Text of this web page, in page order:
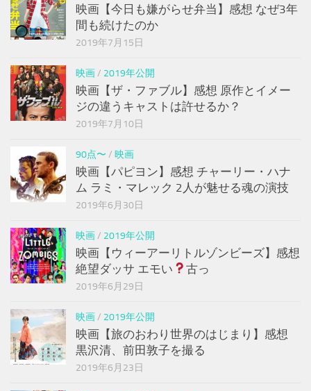
映画【今日も嫌がらせ弁当】感想 なぜ3年
間も続けたのか
2019年7月15日
映画/ 2019年公開
映画【ザ・ファブル】感想 原作とイメー
ジの違うキャストは許せるか？
2019年7月10日
90点〜 / 映画
映画【パピヨン】感想 チャーリー・ハナ
ム ラミ・マレック 2人が魅せる魂の演技
2019年6月30日
映画/ 2019年公開
映画【ウィーアーリトルゾンビーズ】感想
絶望ダッサ エモい
古っ
2019年6月29日
映画/ 2019年公開
映画【旅のおわり世界のはじまり】感想
黒沢清、前田敦子を撮る
2019年6月23日